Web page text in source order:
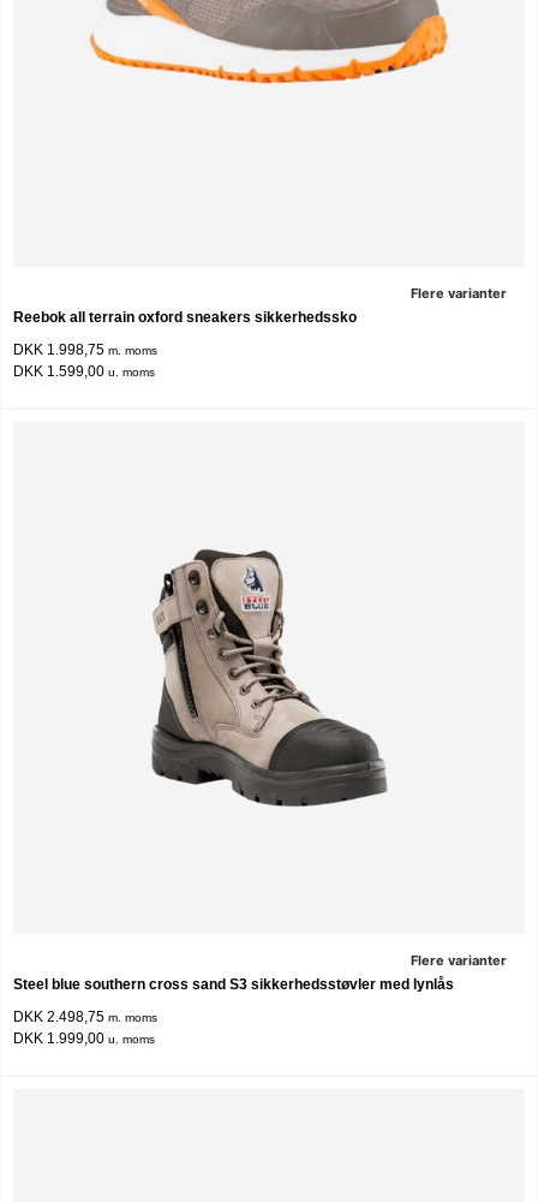
Flere varianter
Reebok all terrain oxford sneakers sikkerhedssko
DKK 1.998,75 m. moms
DKK 1.599,00 u. moms
Flere varianter
Steel blue southern cross sand S3 sikkerhedsstøvler med lynlås
DKK 2.498,75 m. moms
DKK 1.999,00 u. moms